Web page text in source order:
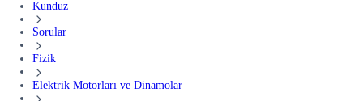
Kunduz
Sorular
Fizik
Elektrik Motorları ve Dinamolar